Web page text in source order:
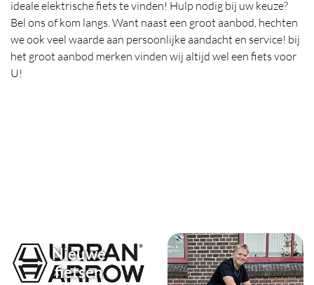
ideale elektrische fiets te vinden! Hulp nodig bij uw keuze?
Bel ons of kom langs. Want naast een groot aanbod, hechten
we ook veel waarde aan persoonlijke aandacht en service! bij
het groot aanbod merken vinden wij altijd wel een fiets voor
U!
Nieuwe
fietsen